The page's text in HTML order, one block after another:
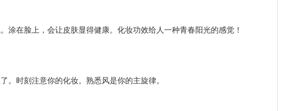
涂在脸上，会让皮肤显得健康。化妆功效给人一种青春阳光的感觉！
。时刻注意你的化妆。熟悉风是你的主旋律。